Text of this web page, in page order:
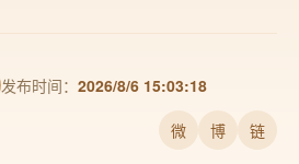
发布时间： 2026/8/6 15:03:18
微 博 链